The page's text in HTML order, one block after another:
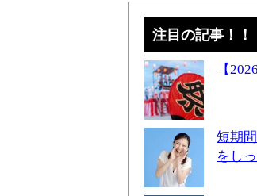
注目の記事！！
【
短期
をし